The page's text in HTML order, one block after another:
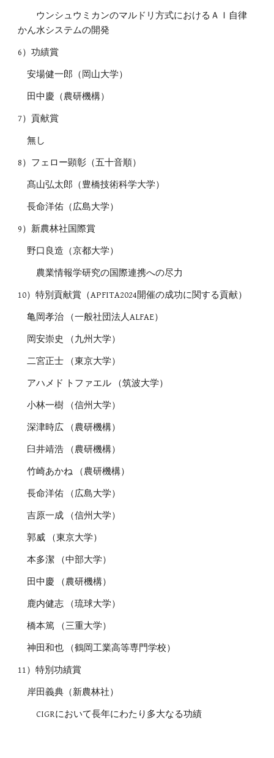
ウンシュウミカンのマルドリ方式におけるＡＩ自律
かん水システムの開発
6）功績賞
安場健一郎（岡山大学）
田中慶（農研機構）
7）貢献賞
無し
8）フェロー顕彰（五十音順）
髙山弘太郎（豊橋技術科学大学）
長命洋佑（広島大学）
9）新農林社国際賞
野口良造（京都大学）
農業情報学研究の国際連携への尽力
10）特別貢献賞（APFITA2024開催の成功に関する貢献）
亀岡孝治 （一般社団法人ALFAE）
岡安崇史 （九州大学）
二宮正士 （東京大学）
アハメド トファエル （筑波大学）
小林一樹 （信州大学）
深津時広 （農研機構）
臼井靖浩 （農研機構）
竹崎あかね （農研機構）
長命洋佑 （広島大学）
吉原一成 （信州大学）
郭威 （東京大学）
本多潔 （中部大学）
田中慶 （農研機構）
鹿内健志 （琉球大学）
橋本篤 （三重大学）
神田和也 （鶴岡工業高等専門学校）
11）特別功績賞
岸田義典（新農林社）
CIGRにおいて長年にわたり多大なる功績